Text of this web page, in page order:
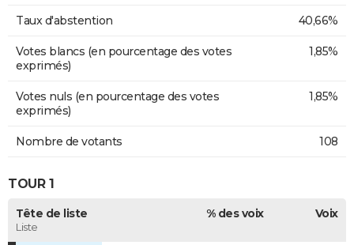
Taux d'abstention 40,66%
Votes blancs (en pourcentage des votes
exprimés)
1,85%
Votes nuls (en pourcentage des votes
exprimés)
1,85%
Nombre de votants 108
TOUR 1
Tête de liste
Liste
% des voix Voix